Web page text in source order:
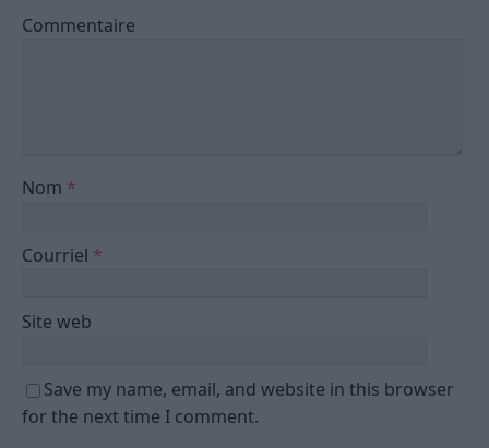
Commentaire
Nom *
Courriel *
Site web
Save my name, email, and website in this browser
for the next time I comment.